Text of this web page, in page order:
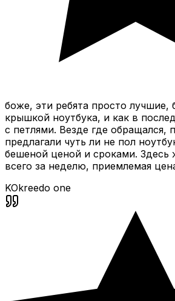
боже, эти ребята просто лучшие,
крышкой ноутбука, и как в
с петлями. Везде где обращался,
предлагали чуть ли не пол
бешеной ценой и сроками. Здесь
всего за неделю, приемлемая
KOkreedo one